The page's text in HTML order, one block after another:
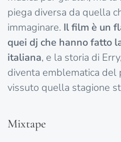
piega diversa da quella
immaginare. Il film è un
quei dj che hanno fatto
italiana, e la storia di
diventa emblematica del
vissuto quella stagione
Mixtape